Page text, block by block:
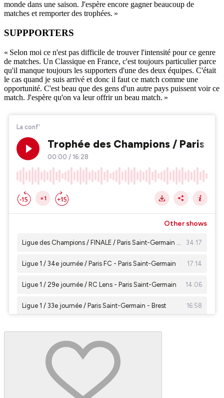
monde dans une saison. J'espère encore gagner beaucoup de
matches et remporter des trophées. »
SUPPPORTERS
« Selon moi ce n'est pas difficile de trouver l'intensité pour ce genre
de matches. Un Classique en France, c'est toujours particulier parce
qu'il manque toujours les supporters d'une des deux équipes. C'était
le cas quand je suis arrivé et donc il faut ce match comme une
opportunité. C'est beau que des gens d'un autre pays puissent voir ce
match. J'espère qu'on va leur offrir un beau match. »